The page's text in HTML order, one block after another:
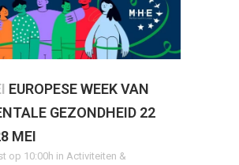
EUROPESE WEEK VAN
GEZONDHEID 22
MEI
op 10:00h in Activiteiten &